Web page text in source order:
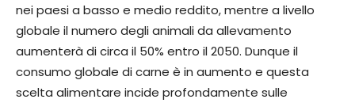
nei paesi a basso e medio reddito, mentre a livello
globale il numero degli animali da allevamento
aumenterà di circa il 50% entro il 2050. Dunque il
consumo globale di carne è in aumento e questa
scelta alimentare incide profondamente sulle